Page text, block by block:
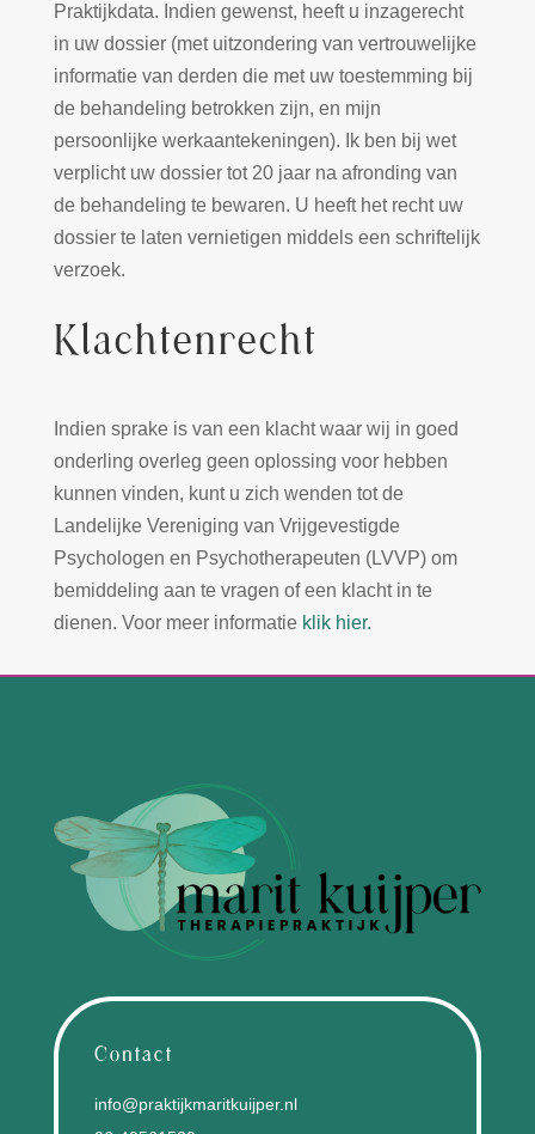
Praktijkdata. Indien gewenst, heeft u inzagerecht
in uw dossier (met uitzondering van vertrouwelijke
informatie van derden die met uw toestemming bij
de behandeling betrokken zijn, en mijn
persoonlijke werkaantekeningen). Ik ben bij wet
verplicht uw dossier tot 20 jaar na afronding van
de behandeling te bewaren. U heeft het recht uw
dossier te laten vernietigen middels een schriftelijk
verzoek.
Klachtenrecht
Indien sprake is van een klacht waar wij in goed
onderling overleg geen oplossing voor hebben
kunnen vinden, kunt u zich wenden tot de
Landelijke Vereniging van Vrijgevestigde
Psychologen en Psychotherapeuten (LVVP) om
bemiddeling aan te vragen of een klacht in te
dienen. Voor meer informatie klik hier.
Contact
info@praktijkmaritkuijper.nl